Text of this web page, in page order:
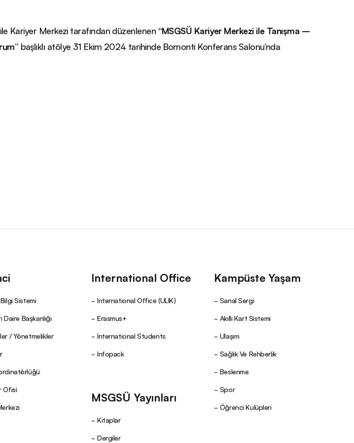
Kariyer Merkezi tarafından düzenlenen “MSGSÜ Kariyer Merkezi ile Tanışma –
başlıklı atölye 31 Ekim 2024 tarihinde Bomonti Konferans Salonu’nda
Sistemi
Daire Başkanlığı
/ Yönetmelikler
Ofisi
International Office
International Office (ULIK)
Erasmus+
International Students
Infopack
MSGSÜ Yayınları
Kitaplar
Dergiler
Kampüste Yaşam
Sanal Sergi
Akıllı Kart Sistemi
Ulaşım
Sağlık Ve Rehberlik
Beslenme
Spor
Öğrenci Kulüpleri